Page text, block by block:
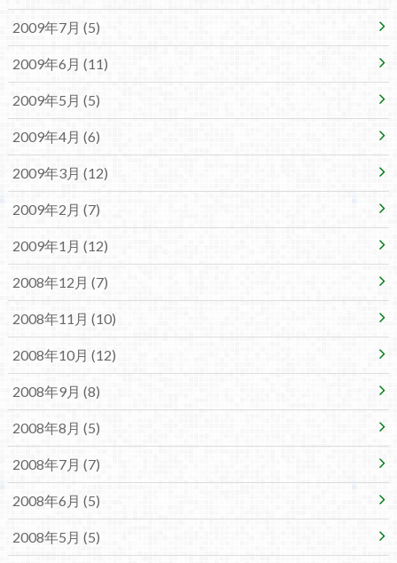
2009年7月 (5)
2009年6月 (11)
2009年5月 (5)
2009年4月 (6)
2009年3月 (12)
2009年2月 (7)
2009年1月 (12)
2008年12月 (7)
2008年11月 (10)
2008年10月 (12)
2008年9月 (8)
2008年8月 (5)
2008年7月 (7)
2008年6月 (5)
2008年5月 (5)